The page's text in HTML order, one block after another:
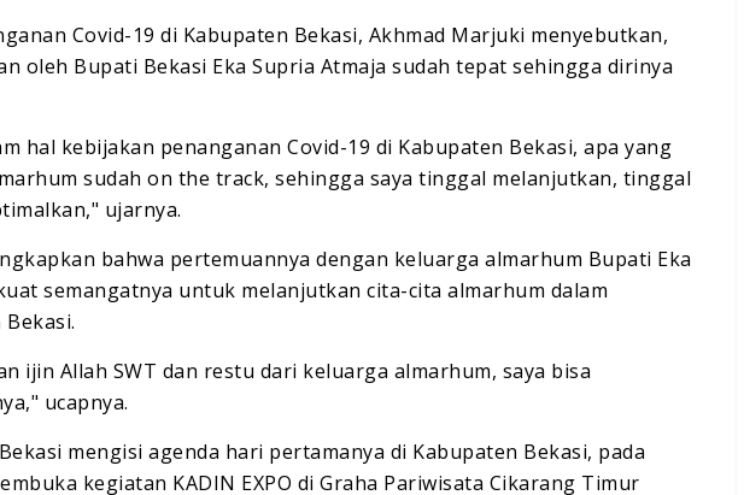
Covid-19 di Kabupaten Bekasi, Akhmad Marjuki menyebutkan,
oleh Bupati Bekasi Eka Supria Atmaja sudah tepat sehingga dirinya
hal kebijakan penanganan Covid-19 di Kabupaten Bekasi, apa yang
sudah on the track, sehingga saya tinggal melanjutkan, tinggal
ujarnya.
bahwa pertemuannya dengan keluarga almarhum Bupati Eka
semangatnya untuk melanjutkan cita-cita almarhum dalam
ijin Allah SWT dan restu dari keluarga almarhum, saya bisa
ucapnya.
mengisi agenda hari pertamanya di Kabupaten Bekasi, pada
kegiatan KADIN EXPO di Graha Pariwisata Cikarang Timur